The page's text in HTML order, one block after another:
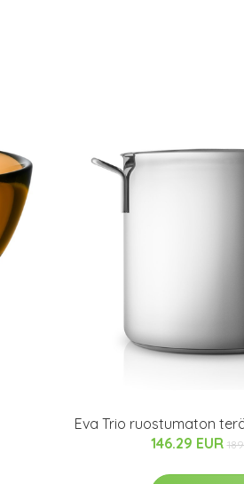
Eva Trio ruostumaton
146.29 EUR